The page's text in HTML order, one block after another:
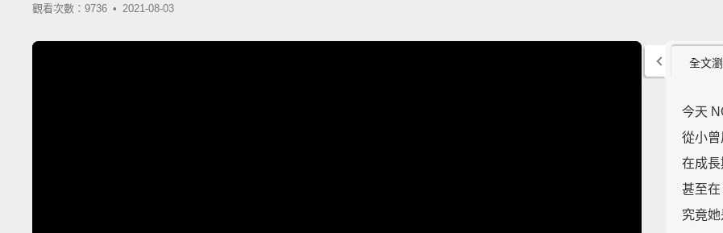
觀看次數：9736 • 2021-08-03
全文
今天
從小
在成
甚至在
究竟